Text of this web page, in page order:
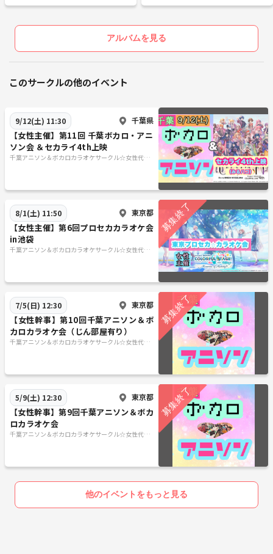
当サークルはめるとはかせのカップルで運営してます。めるはフリーラ
◆◆◆◆◆◆◆◆◆◆◆◆◆◆◆
ロセカ好きと繋がりたい #カラオケ #カラオケサークル #社会人サー
レン #鏡音リン #リンレン #MEIKO #KAITO #巡音ルカ #歌ってみ
た #歌ってみた好きさんと繋がりたい #ボカロPさんと繋がりたい #
歌い手さんと繋がりたい
ークル☆女性代表🌸月1土曜開催♪
ークル☆女性代表🌸月1土曜開催♪
アルバムを見る
このサークルの他のイベント
9/12(土) 11:30 千葉県
【女性主催】第11回 千葉ボカロ・アニ
ソン会 ＆セカライ4th上映
千葉アニソン＆ボカロカラオケサークル☆女性代表
8/1(土) 11:50 東京都
【女性主催】第6回プロセカカラオケ会
in池袋
千葉アニソン＆ボカロカラオケサークル☆女性代表
7/5(日) 12:30 東京都
【女性幹事】第10回千葉アニソン＆ボ
カロカラオケ会（じん部屋有り）
千葉アニソン＆ボカロカラオケサークル☆女性代表
5/9(土) 12:30 東京都
【女性幹事】第9回千葉アニソン＆ボカ
ロカラオケ会
千葉アニソン＆ボカロカラオケサークル☆女性代表
他のイベントをもっと見る